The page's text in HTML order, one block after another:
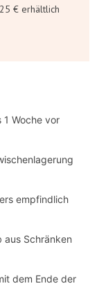
€ erhältlich
1 Woche vor
empfindlich
aus Schränken
dem Ende der